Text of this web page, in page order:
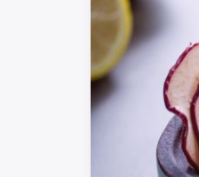
Pizza und focaccia
Kuchen und Backwaren